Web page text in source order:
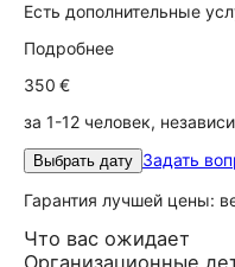
Есть дополнительные
Подробнее
350 €
за 1-12 человек,
Выбрать дату Задать
Гарантия лучшей цены:
Что вас ожидает
Организационные